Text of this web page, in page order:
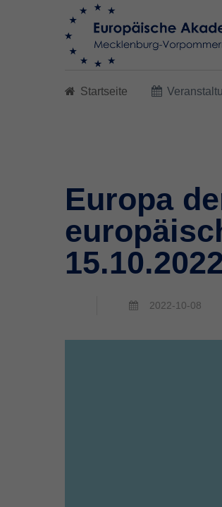
Startseite
Europa
15.10.2022
2022-10-08